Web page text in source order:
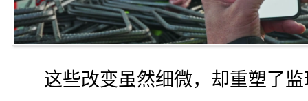
这些改变虽然细微，却重塑了监